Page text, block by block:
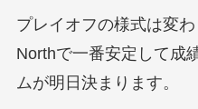
プレイオフの様式は変
Northで一番安定して成
ムが明日決まります。